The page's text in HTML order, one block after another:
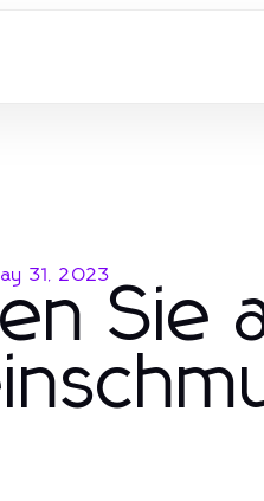
31, 2023
Sie